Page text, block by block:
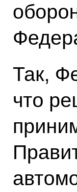
Так,
что